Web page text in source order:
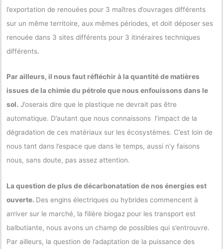
l’exportation de renouées pour 3 maîtres d’ouvrages différents
sur un même territoire, aux mêmes périodes, et doit déposer ses
renouée dans 3 sites différents pour 3 itinéraires techniques
différents.
Par ailleurs, il nous faut réfléchir à la quantité de matières
issues de la chimie du pétrole que nous enfouissons dans le
sol. J’oserais dire que le plastique ne devrait pas être
automatique. D’autant que nous connaissons l’impact de la
dégradation de ces matériaux sur les écosystèmes. C’est loin de
nous tant dans l’espace que dans le temps, aussi n’y faisons
nous, sans doute, pas assez attention.
La question de plus de décarbonatation de nos énergies est
ouverte. Des engins électriques ou hybrides commencent à
arriver sur le marché, la filière biogaz pour les transport est
balbutiante, nous avons un champ de possibles qui s’entrouvre.
Par ailleurs, la question de l’adaptation de la puissance des